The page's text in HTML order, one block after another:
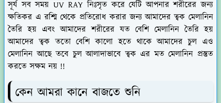
সূর্য সব সময় UV RAY নিঃসৃত করে যেটি আপনার শরীরের জন্য
ক্ষতিকর এ রশ্মি থেকে প্রতিরোধ করার জন্য আমাদের ত্বক মেলানিন
তৈরি হয় এবং আমাদের শরীরের যত বেশি মেলানিন তৈরি হয়
আমাদের ত্বক ততো বেশি কালো হতে থাকে আমাদের চুল এও
মেলানিন আছে তবে চুল আলাদাভাবে ত্বক এর মত মেলানিন প্রস্তুত
করতে সক্ষম নয় !!
কেন আমরা কানে বাজতে শুনি